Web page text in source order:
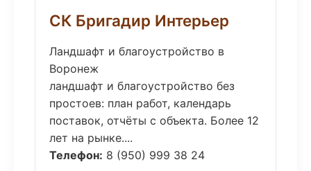
СК Бригадир Интерьер
Ландшафт и благоустройство в
Воронеж
ландшафт и благоустройство без
простоев: план работ, календарь
поставок, отчёты с объекта. Более 12
лет на рынке....
Телефон: 8 (950) 999 38 24